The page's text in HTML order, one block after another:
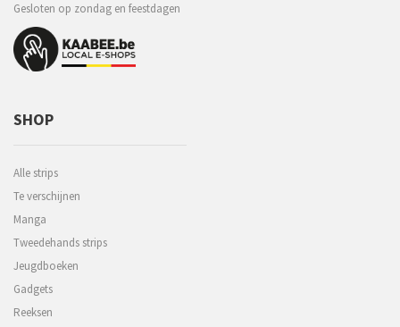
Gesloten op zondag en feestdagen
SHOP
Alle strips
Te verschijnen
Manga
Tweedehands strips
Jeugdboeken
Gadgets
Reeksen